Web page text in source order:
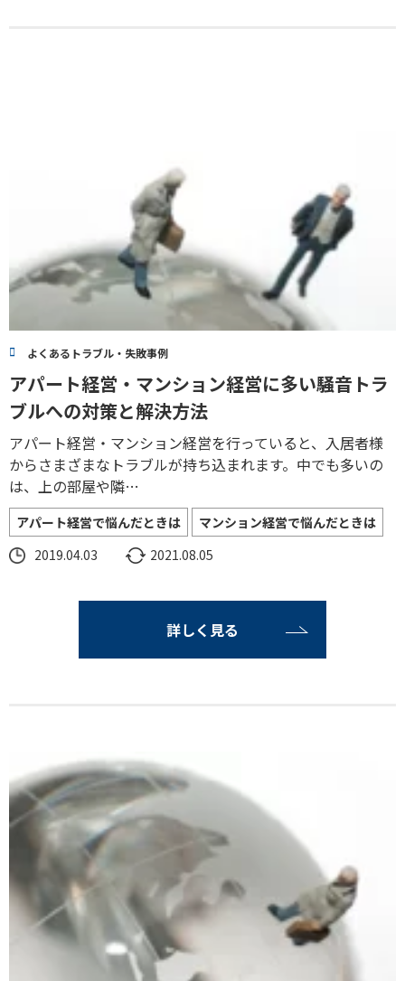
よくあるトラブル・失敗事例
アパート経営・マンション経営に多い騒音トラ
ブルへの対策と解決方法
アパート経営・マンション経営を行っていると、入居者様
からさまざまなトラブルが持ち込まれます。中でも多いの
は、上の部屋や隣…
アパート経営で悩んだときは
マンション経営で悩んだときは
2019.04.03
2021.08.05
詳しく見る